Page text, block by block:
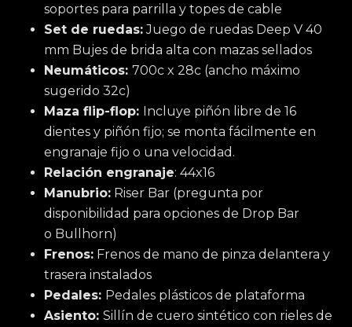
soportes para parrilla y topes de cable
Set de ruedas:Juego de ruedas Deep V 40
mm Bujes de brida alta con mazas sellados
Neumáticos: 700c x 28c (ancho máximo
sugerido 32c)
Maza flip-flop: Incluye piñón libre de 16
dientes y piñón fijo; se monta fácilmente en
engranaje fijo o una velocidad.
Relación engranaje: 44x16
Manubrio: Riser Bar (pregunta por
disponibilidad para opciones de Drop Bar
o Bullhorn)
Frenos: Frenos de mano de pinza delantera y
trasera instalados
Pedales: Pedales plásticos de plataforma
Asiento: Sillín de cuero sintético con rieles de